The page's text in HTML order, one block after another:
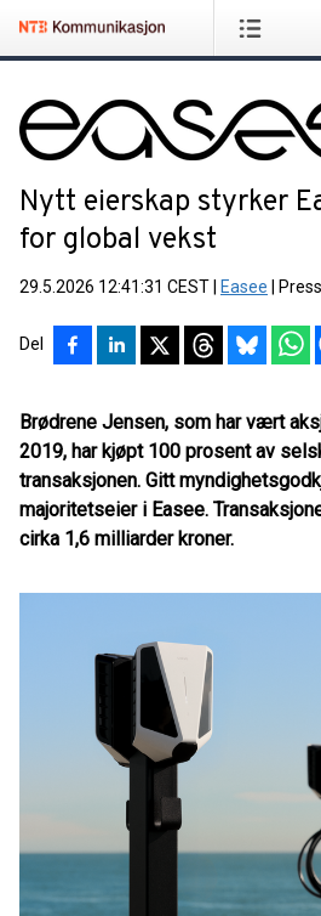
Nytt eierskap styrker
for global vekst
29.5.2026 12:41:31 CEST Easee
Del
Brødrene Jensen, som har vært
2019, har kjøpt 100 prosent av
transaksjonen. Gitt
majoritetseier i Easee.
cirka 1,6 milliarder kroner.